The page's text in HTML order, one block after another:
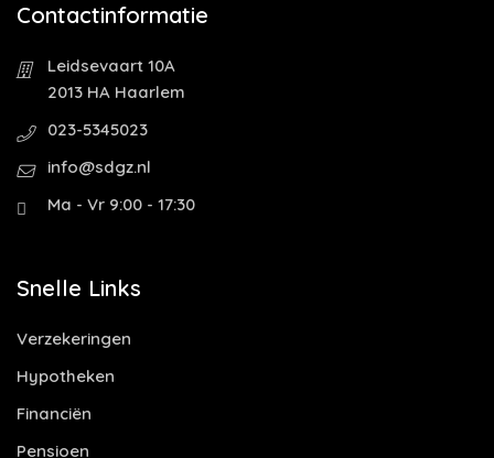
Contactinformatie
Leidsevaart 10A
2013 HA Haarlem
023-5345023
info@sdgz.nl
Ma - Vr 9:00 - 17:30
Snelle Links
Verzekeringen
Hypotheken
Financiën
Pensioen